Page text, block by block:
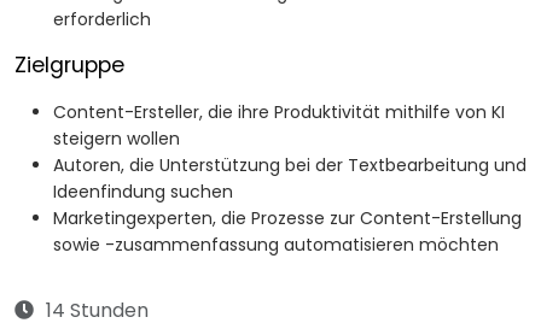
erforderlich
Zielgruppe
Content-Ersteller, die ihre Produktivität mithilfe von KI
steigern wollen
Autoren, die Unterstützung bei der Textbearbeitung und
Ideenfindung suchen
Marketingexperten, die Prozesse zur Content-Erstellung
sowie -zusammenfassung automatisieren möchten
14 Stunden